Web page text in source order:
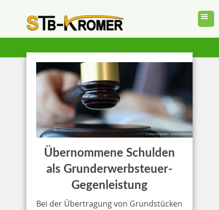
Übernommene Schulden
als Grunderwerbsteuer-
Gegenleistung
Bei der Übertragung von Grundstücken